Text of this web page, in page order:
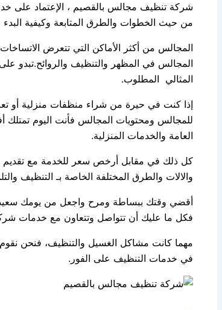
شركة تنظيف مجالس بالقصيم ، الإعتماد على
من حيث الخطوات والطرق المتابعة وكيفية
المجالس من أكثر الأماكن التي تتعرض
المجالس في المظهر والتنظيف والروائح.تبدو
المثالي المطلوب.
إذا كنت في حيرة من شراء منظفات منزلية أو
للمجالس ومحتويات المجالس فأنت اليوم
العامة والخدمات المنزلية.
كل ذلك في مقابل أرخص سعر للخدمة مع تقديم
والالات والطرق المختلفة الخاصة بـ التنظيف
أقضي وقتك ببساطة ومرح واجعل من يومك
فكل ما عليك أن تتواصل وتتعاون مع خدمات
مهما كانت مشاكل الغسيل والتنظيف، فنحن
في خدمات التنظيف على الفور.